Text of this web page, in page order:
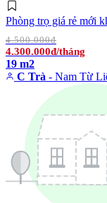
Phòng trọ giá rẻ mới
4.500.000đ
4.300.000đ/tháng
19 m2
C Trà - Nam Từ